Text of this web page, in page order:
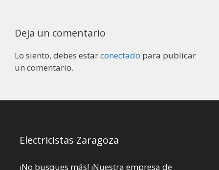
Deja un comentario
Lo siento, debes estarconectado para publicar
un comentario.
Electricistas Zaragoza
¡No busques más! ¡Nuestra empresa de